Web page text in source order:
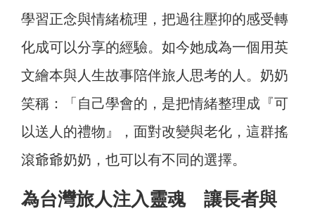
學習正念與情緒梳理，把過往壓抑的感受轉
化成可以分享的經驗。如今她成為一個用英
文繪本與人生故事陪伴旅人思考的人。奶奶
笑稱：「自己學會的，是把情緒整理成『可
以送人的禮物』，面對改變與老化，這群搖
滾爺爺奶奶，也可以有不同的選擇。
為台灣旅人注入靈魂 讓長者與